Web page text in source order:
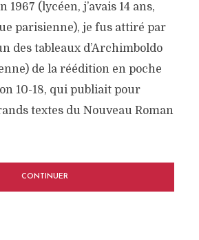
1967 (lycéen, j’avais 14 ans,
parisienne), je fus attiré par
des tableaux d’Archimboldo
de la réédition en poche
10-18, qui publiait pour
textes du Nouveau Roman
CONTINUER